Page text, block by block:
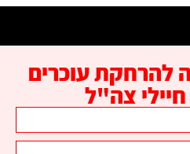
להרחקת עוכרים
צה"ל